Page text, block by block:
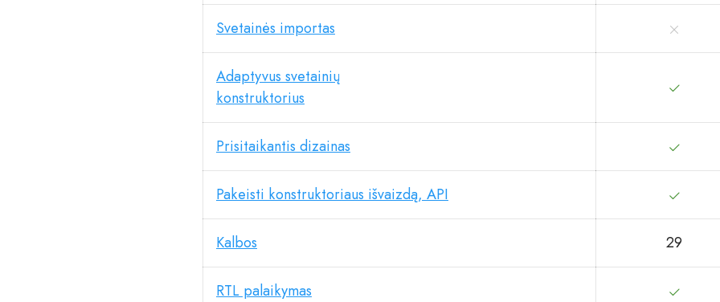
Svetainės importas
Adaptyvus svetainių
konstruktorius
Prisitaikantis dizainas
Pakeisti konstruktoriaus išvaizdą, API
Kalbos 29
RTL palaikymas